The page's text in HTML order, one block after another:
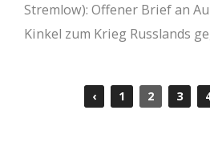
Stremlow): Offener Brief an
Kinkel zum Krieg Russlands
‹ 1 2 3